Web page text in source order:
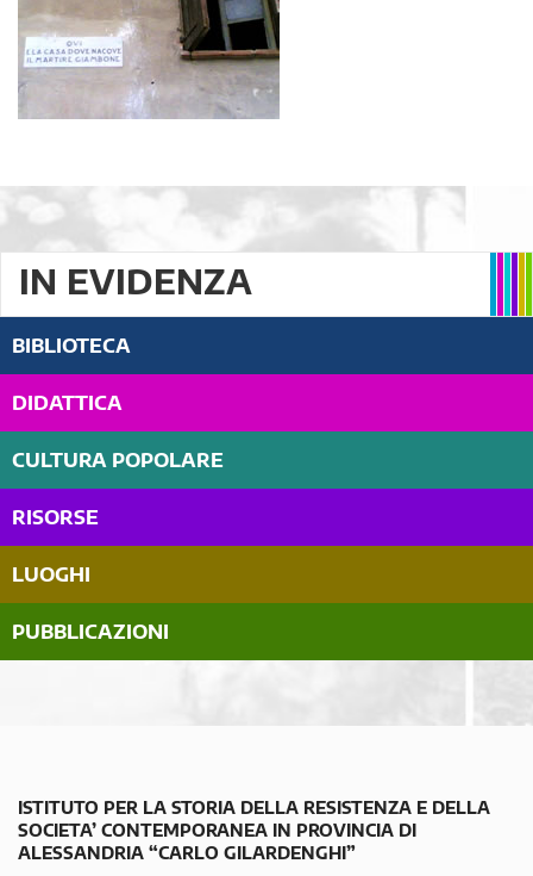
IN EVIDENZA
BIBLIOTECA
DIDATTICA
CULTURA POPOLARE
RISORSE
LUOGHI
PUBBLICAZIONI
ISTITUTO PER LA STORIA DELLA RESISTENZA E DELLA
SOCIETA’ CONTEMPORANEA IN PROVINCIA DI
ALESSANDRIA “CARLO GILARDENGHI”